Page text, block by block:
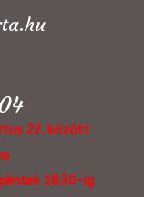
22. között
18:30-ig